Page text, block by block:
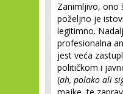
Zanimljivo, ono
poželjno je
legitimno.
profesionalna
jest veća
političkom i
(ah, polako ali